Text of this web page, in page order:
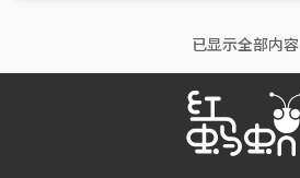
已显示全部内容